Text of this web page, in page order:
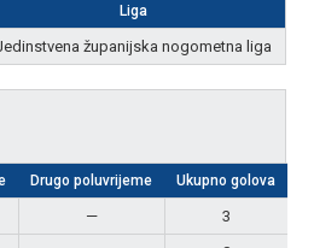
Liga
županijska nogometna liga
Drugo poluvrijeme Ukupno golova
— 3